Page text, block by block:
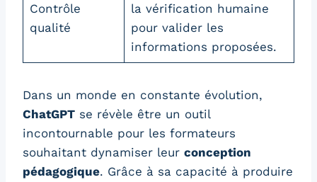
Contrôle
qualité
la vérification humaine
pour valider les
informations proposées.
Dans un monde en constante évolution,
ChatGPT se révèle être un outil
incontournable pour les formateurs
souhaitant dynamiser leur conception
pédagogique. Grâce à sa capacité à produire